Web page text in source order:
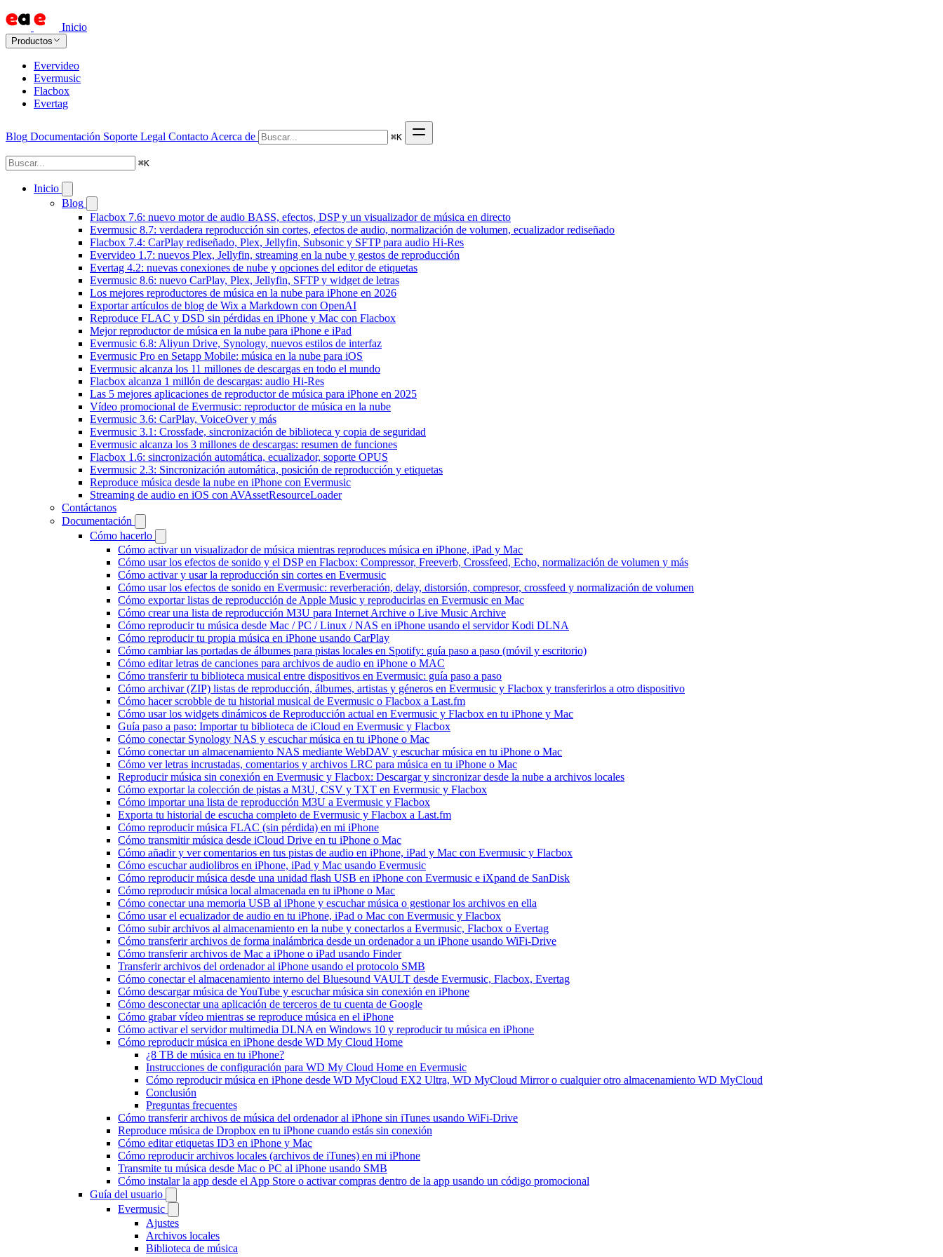
Inicio
Productos
Evervideo
Evermusic
Flacbox
Evertag
Blog Documentación Soporte Legal Contacto Acerca de ⌘K
⌘K
Inicio
Blog
Flacbox 7.6: nuevo motor de audio BASS, efectos, DSP y un visualizador de música en directo
Evermusic 8.7: verdadera reproducción sin cortes, efectos de audio, normalización de volumen, ecualizador rediseñado
Flacbox 7.4: CarPlay rediseñado, Plex, Jellyfin, Subsonic y SFTP para audio Hi-Res
Evervideo 1.7: nuevos Plex, Jellyfin, streaming en la nube y gestos de reproducción
Evertag 4.2: nuevas conexiones de nube y opciones del editor de etiquetas
Evermusic 8.6: nuevo CarPlay, Plex, Jellyfin, SFTP y widget de letras
Los mejores reproductores de música en la nube para iPhone en 2026
Exportar artículos de blog de Wix a Markdown con OpenAI
Reproduce FLAC y DSD sin pérdidas en iPhone y Mac con Flacbox
Mejor reproductor de música en la nube para iPhone e iPad
Evermusic 6.8: Aliyun Drive, Synology, nuevos estilos de interfaz
Evermusic Pro en Setapp Mobile: música en la nube para iOS
Evermusic alcanza los 11 millones de descargas en todo el mundo
Flacbox alcanza 1 millón de descargas: audio Hi-Res
Las 5 mejores aplicaciones de reproductor de música para iPhone en 2025
Vídeo promocional de Evermusic: reproductor de música en la nube
Evermusic 3.6: CarPlay, VoiceOver y más
Evermusic 3.1: Crossfade, sincronización de biblioteca y copia de seguridad
Evermusic alcanza los 3 millones de descargas: resumen de funciones
Flacbox 1.6: sincronización automática, ecualizador, soporte OPUS
Evermusic 2.3: Sincronización automática, posición de reproducción y etiquetas
Reproduce música desde la nube en iPhone con Evermusic
Streaming de audio en iOS con AVAssetResourceLoader
Contáctanos
Documentación
Cómo hacerlo
Cómo activar un visualizador de música mientras reproduces música en iPhone, iPad y Mac
Cómo usar los efectos de sonido y el DSP en Flacbox: Compressor, Freeverb, Crossfeed, Echo, normalización de volumen y más
Cómo activar y usar la reproducción sin cortes en Evermusic
Cómo usar los efectos de sonido en Evermusic: reverberación, delay, distorsión, compresor, crossfeed y normalización de volumen
Cómo exportar listas de reproducción de Apple Music y reproducirlas en Evermusic en Mac
Cómo crear una lista de reproducción M3U para Internet Archive o Live Music Archive
Cómo reproducir tu música desde Mac / PC / Linux / NAS en iPhone usando el servidor Kodi DLNA
Cómo reproducir tu propia música en iPhone usando CarPlay
Cómo cambiar las portadas de álbumes para pistas locales en Spotify: guía paso a paso (móvil y escritorio)
Cómo editar letras de canciones para archivos de audio en iPhone o MAC
Cómo transferir tu biblioteca musical entre dispositivos en Evermusic: guía paso a paso
Cómo archivar (ZIP) listas de reproducción, álbumes, artistas y géneros en Evermusic y Flacbox y transferirlos a otro dispositivo
Cómo hacer scrobble de tu historial musical de Evermusic o Flacbox a Last.fm
Cómo usar los widgets dinámicos de Reproducción actual en Evermusic y Flacbox en tu iPhone y Mac
Guía paso a paso: Importar tu biblioteca de iCloud en Evermusic y Flacbox
Cómo conectar Synology NAS y escuchar música en tu iPhone o Mac
Cómo conectar un almacenamiento NAS mediante WebDAV y escuchar música en tu iPhone o Mac
Cómo ver letras incrustadas, comentarios y archivos LRC para música en tu iPhone o Mac
Reproducir música sin conexión en Evermusic y Flacbox: Descargar y sincronizar desde la nube a archivos locales
Cómo exportar la colección de pistas a M3U, CSV y TXT en Evermusic y Flacbox
Cómo importar una lista de reproducción M3U a Evermusic y Flacbox
Exporta tu historial de escucha completo de Evermusic y Flacbox a Last.fm
Cómo reproducir música FLAC (sin pérdida) en mi iPhone
Cómo transmitir música desde iCloud Drive en tu iPhone o Mac
Cómo añadir y ver comentarios en tus pistas de audio en iPhone, iPad y Mac con Evermusic y Flacbox
Cómo escuchar audiolibros en iPhone, iPad y Mac usando Evermusic
Cómo reproducir música desde una unidad flash USB en iPhone con Evermusic e iXpand de SanDisk
Cómo reproducir música local almacenada en tu iPhone o Mac
Cómo conectar una memoria USB al iPhone y escuchar música o gestionar los archivos en ella
Cómo usar el ecualizador de audio en tu iPhone, iPad o Mac con Evermusic y Flacbox
Cómo subir archivos al almacenamiento en la nube y conectarlos a Evermusic, Flacbox o Evertag
Cómo transferir archivos de forma inalámbrica desde un ordenador a un iPhone usando WiFi-Drive
Cómo transferir archivos de Mac a iPhone o iPad usando Finder
Transferir archivos del ordenador al iPhone usando el protocolo SMB
Cómo conectar el almacenamiento interno del Bluesound VAULT desde Evermusic, Flacbox, Evertag
Cómo descargar música de YouTube y escuchar música sin conexión en iPhone
Cómo desconectar una aplicación de terceros de tu cuenta de Google
Cómo grabar vídeo mientras se reproduce música en el iPhone
Cómo activar el servidor multimedia DLNA en Windows 10 y reproducir tu música en iPhone
Cómo reproducir música en iPhone desde WD My Cloud Home
¿8 TB de música en tu iPhone?
Instrucciones de configuración para WD My Cloud Home en Evermusic
Cómo reproducir música en iPhone desde WD MyCloud EX2 Ultra, WD MyCloud Mirror o cualquier otro almacenamiento WD MyCloud
Conclusión
Preguntas frecuentes
Cómo transferir archivos de música del ordenador al iPhone sin iTunes usando WiFi-Drive
Reproduce música de Dropbox en tu iPhone cuando estás sin conexión
Cómo editar etiquetas ID3 en iPhone y Mac
Cómo reproducir archivos locales (archivos de iTunes) en mi iPhone
Transmite tu música desde Mac o PC al iPhone usando SMB
Cómo instalar la app desde el App Store o activar compras dentro de la app usando un código promocional
Guía del usuario
Evermusic
Ajustes
Archivos locales
Biblioteca de música